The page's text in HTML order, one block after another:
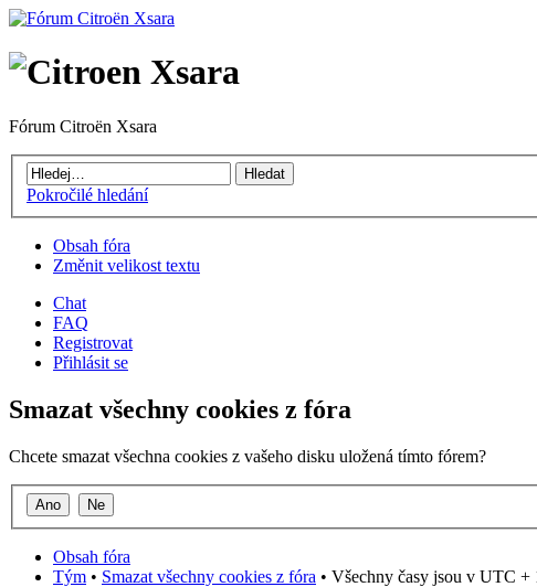
Fórum Citroën Xsara
Pokročilé hledání
Obsah fóra
Změnit velikost textu
Chat
FAQ
Registrovat
Přihlásit se
Smazat všechny cookies z fóra
Chcete smazat všechna cookies z vašeho disku uložená tímto fórem?
Obsah fóra
Tým • Smazat všechny cookies z fóra • Všechny časy jsou v UTC +